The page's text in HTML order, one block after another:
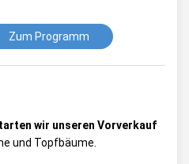
Zum Programm
wir unseren Vorverkauf
und Topfbäume.